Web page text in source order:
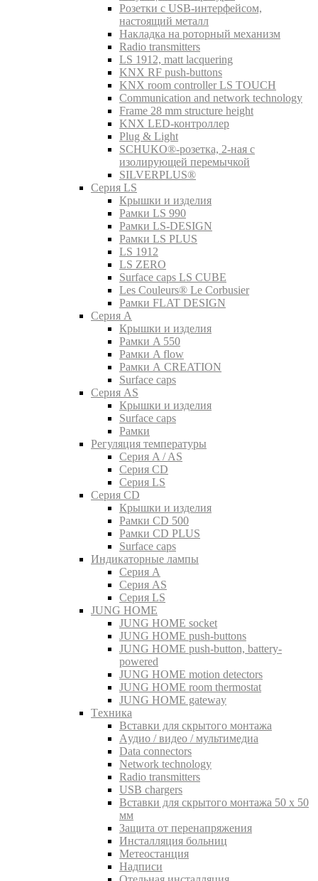
Розетки с USB-интерфейсом,
настоящий металл
Накладка на роторный механизм
Radio transmitters
LS 1912, matt lacquering
KNX RF push-buttons
KNX room controller LS TOUCH
Communication and network technology
Frame 28 mm structure height
KNX LED-контроллер
Plug & Light
SCHUKO®-розетка, 2-ная с
изолирующей перемычкой
SILVERPLUS®
Серия LS
Крышки и изделия
Рамки LS 990
Рамки LS-DESIGN
Рамки LS PLUS
LS 1912
LS ZERO
Surface caps LS CUBE
Les Couleurs® Le Corbusier
Рамки FLAT DESIGN
Серия A
Крышки и изделия
Рамки A 550
Рамки A flow
Рамки A CREATION
Surface caps
Серия AS
Крышки и изделия
Surface caps
Рамки
Регуляция температуры
Серия A / AS
Серия CD
Серия LS
Серия CD
Крышки и изделия
Рамки CD 500
Рамки CD PLUS
Surface caps
Индикаторные лампы
Серия A
Серия AS
Серия LS
JUNG HOME
JUNG HOME socket
JUNG HOME push-buttons
JUNG HOME push-button, battery-
powered
JUNG HOME motion detectors
JUNG HOME room thermostat
JUNG HOME gateway
Tехника
Вставки для скрытого монтажа
Aудио / видео / мультимедиа
Data connectors
Network technology
Radio transmitters
USB chargers
Вставки для скрытого монтажа 50 x 50
мм
Защита от перенапряжения
Инсталляция больниц
Метеостанция
Надписи